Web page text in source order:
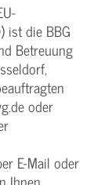
ist die BBG
Betreuung
oder
E-Mail oder